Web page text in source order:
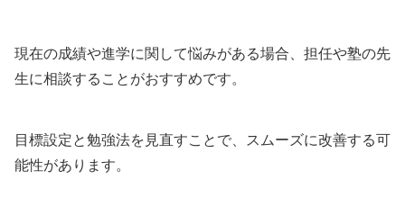
現在の成績や進学に関して悩みがある場合、担任や塾の先
生に相談することがおすすめです。
目標設定と勉強法を見直すことで、スムーズに改善する可
能性があります。